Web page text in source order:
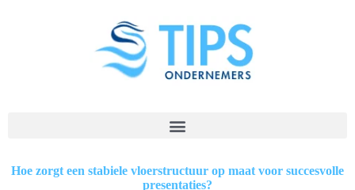
Hoe zorgt een stabiele vloerstructuur op maat voor succesvolle
presentaties?